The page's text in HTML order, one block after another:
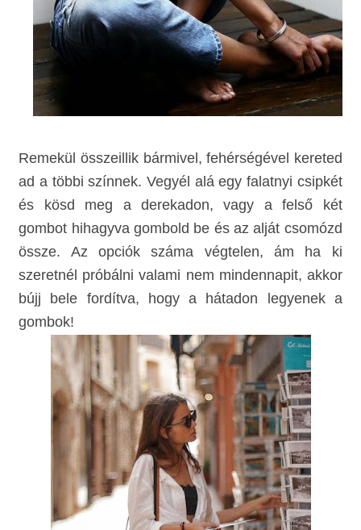
Remekül összeillik bármivel, fehérségével kereted
ad a többi színnek. Vegyél alá egy falatnyi csipkét
és kösd meg a derekadon, vagy a felső két
gombot hihagyva gombold be és az alját csomózd
össze. Az opciók száma végtelen, ám ha ki
szeretnél próbálni valami nem mindennapit, akkor
bújj bele fordítva, hogy a hátadon legyenek a
gombok!